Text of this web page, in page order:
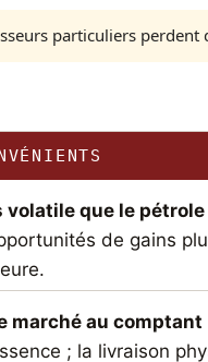
particuliers perdent
volatile que le
de gains
marché au comptant
; la livraison